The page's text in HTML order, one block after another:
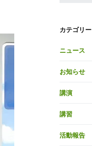
カテゴリー
ニュース
お知らせ
講演
講習
活動報告